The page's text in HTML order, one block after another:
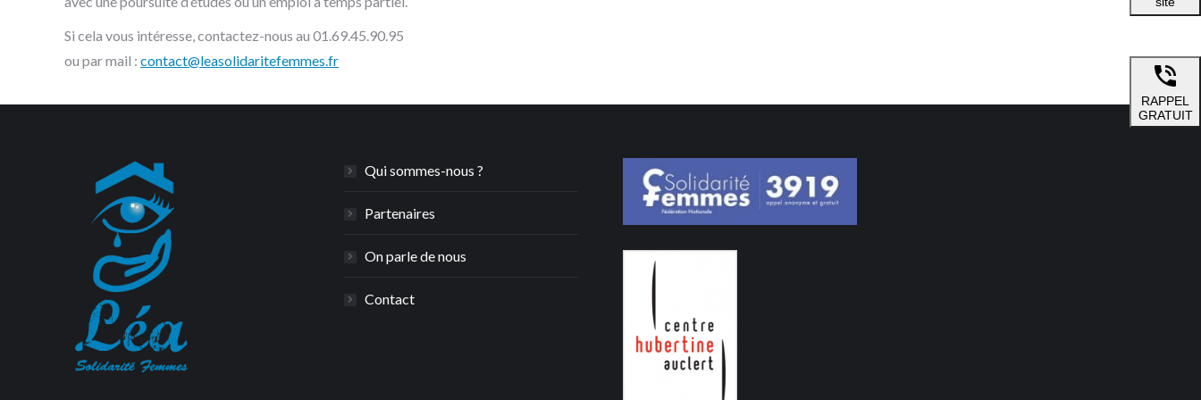
Si cela vous intéresse, contactez-nous au 01.69.45.90.95
ou par mail : contact@leasolidaritefemmes.fr
Qui sommes-nous ?
Partenaires
On parle de nous
Contact
RAPPEL
GRATUIT